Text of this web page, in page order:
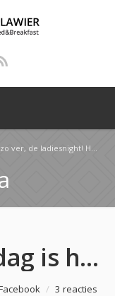
een super gezellige avond te worden en…
Aanstaande vrijdag is het zo ver, de ladiesnight! Het belooft een super gezellige avond te worden en…
/ 3 reacties